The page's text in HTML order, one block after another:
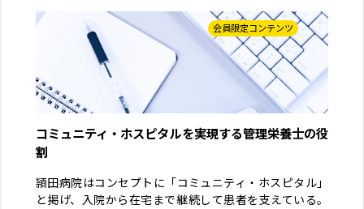
会員限定コンテンツ
コミュニティ・ホスピタルを実現する管理栄養士の役
割
頴田病院はコンセプトに「コミュニティ・ホスピタル」
と掲げ、入院から在宅まで継続して患者を支えている。